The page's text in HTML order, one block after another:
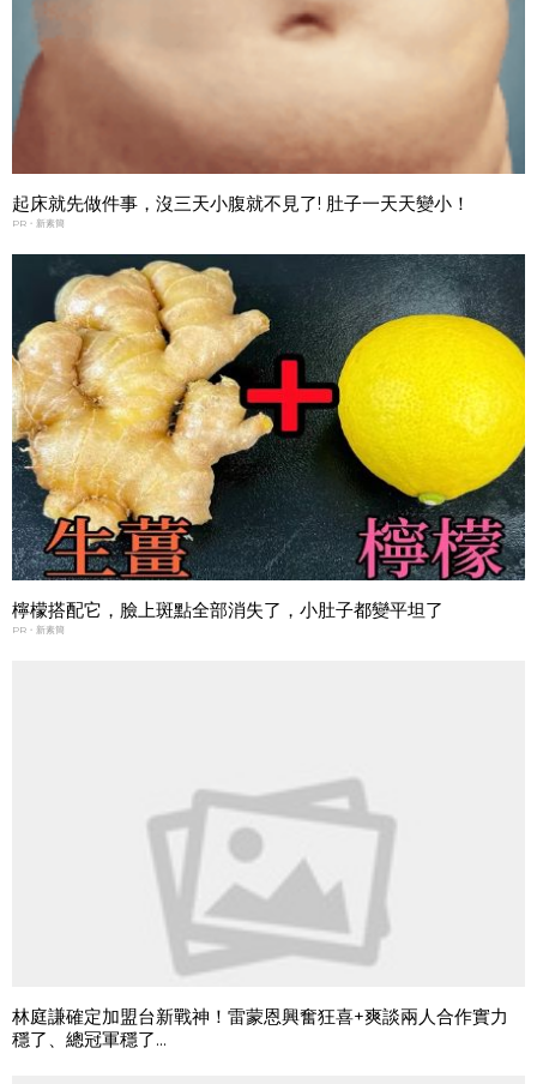
起床就先做件事，沒三天小腹就不見了! 肚子一天天變小！
PR・新素簡
檸檬搭配它，臉上斑點全部消失了，小肚子都變平坦了
PR・新素簡
林庭謙確定加盟台新戰神！雷蒙恩興奮狂喜+爽談兩人合作實力
穩了、總冠軍穩了...